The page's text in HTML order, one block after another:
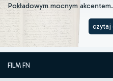
Pokładowym mocnym
czytaj
FILM FN